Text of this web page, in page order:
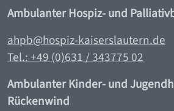
Ambulanter Hospiz- und
ahpb@hospiz-kaiserslautern.de
Tel.: +49 (0)631 / 343775 02
Ambulanter Kinder- und
Rückenwind